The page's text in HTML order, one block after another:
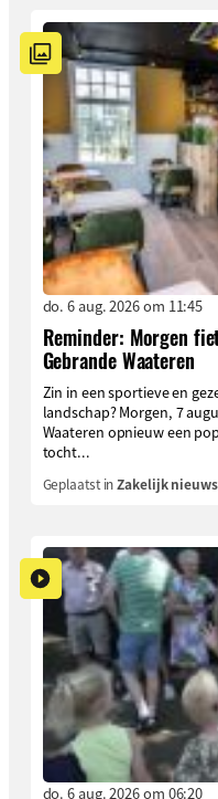
do. 6 aug. 2026 om 11:45
Reminder: Morgen
Gebrande Waateren
Zin in een sportieve en
landschap? Morgen, 7
Waateren opnieuw een
tocht...
Geplaatst inZakelijk nieuws
do. 6 aug. 2026 om 06:20